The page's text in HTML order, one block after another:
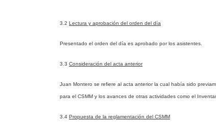
3.2 Lectura y aprobación del orden del día
Presentado el orden del día es aprobado por los asistentes.
3.3 Consideración del acta anterior
Juan Montero se refiere al acta anterior la cual había sido
para el CSMM y los avances de otras actividades como el
3.4 Propuesta de la reglamentación del CSMM